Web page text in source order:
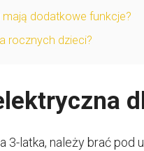
dodatkowe funkcje?
rocznych dzieci?
latka, należy brać pod